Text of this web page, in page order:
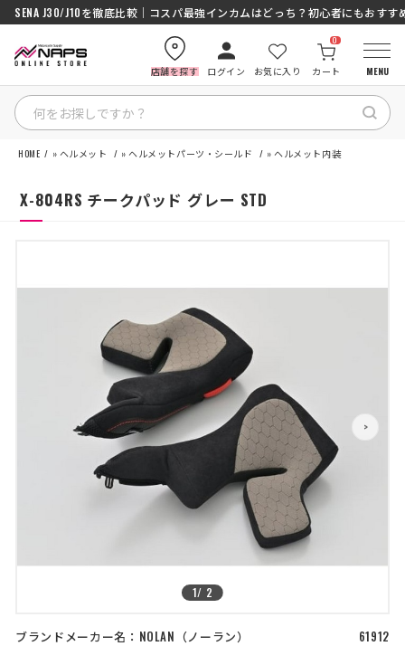
SENA J30/J10を徹底比較｜コスパ最強インカムはどっち？初心者にもおすす
店舗を探す ログイン お気に入り カート
0
MENU
ナップスメンバーズ
店舗を探す
コーポレートサイト
採用情報
古物営業法に基づく表示/保険勧誘
方針
商品レビュー利用規約
カスタマーハラスメントに対する方
HOME » ヘルメット » ヘルメットパーツ・シールド » ヘルメット内装
X-804RS チークパッド グレー STD
1/ 2
>
ブランドメーカー名： NOLAN ノーラン 61912